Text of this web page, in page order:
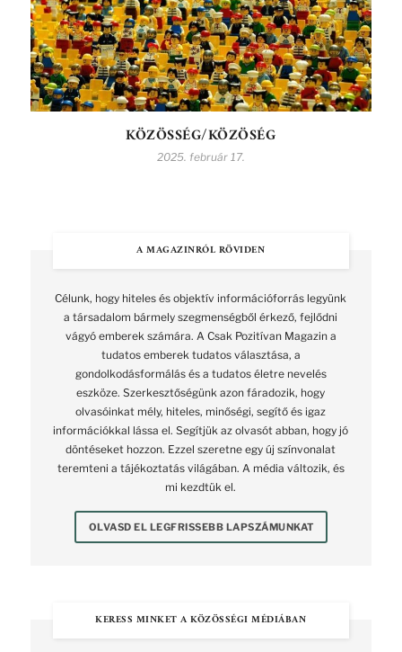
KÖZÖSSÉG/KÖZÖSÉG
2025. február 17.
A MAGAZINRÓL RÖVIDEN
Célunk, hogy hiteles és objektív információforrás legyünk
a társadalom bármely szegmenségből érkező, fejlődni
vágyó emberek számára. A Csak Pozitívan Magazin a
tudatos emberek tudatos választása, a
gondolkodásformálás és a tudatos életre nevelés
eszköze. Szerkesztőségünk azon fáradozik, hogy
olvasóinkat mély, hiteles, minőségi, segítő és igaz
információkkal lássa el. Segítjük az olvasót abban, hogy jó
döntéseket hozzon. Ezzel szeretne egy új színvonalat
teremteni a tájékoztatás világában. A média változik, és
mi kezdtük el.
OLVASD EL LEGFRISSEBB LAPSZÁMUNKAT
KERESS MINKET A KÖZÖSSÉGI MÉDIÁBAN